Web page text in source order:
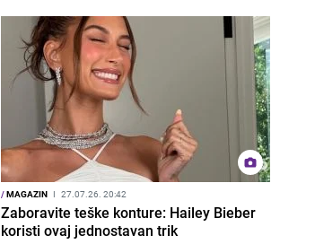
/MAGAZIN I 27.07.26. 20:42
Zaboravite teške konture: Hailey Bieber
koristi ovaj jednostavan trik